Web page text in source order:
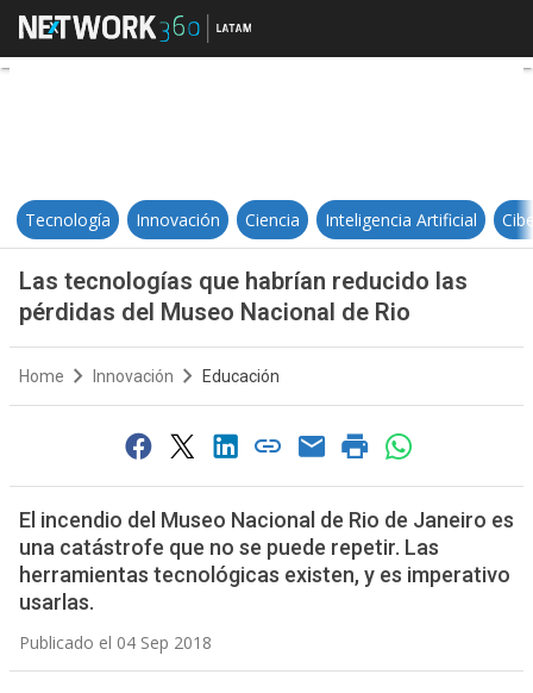
Las tecnologías que habrían
Tecnología Innovación Ciencia Inteligencia Artificial
Las tecnologías que habrían reducido las
pérdidas del Museo Nacional de Rio
Home Innovación Educación
El incendio del Museo Nacional de Rio de Janeiro es
una catástrofe que no se puede repetir. Las
herramientas tecnológicas existen, y es imperativo
usarlas.
Publicado el 04 Sep 2018